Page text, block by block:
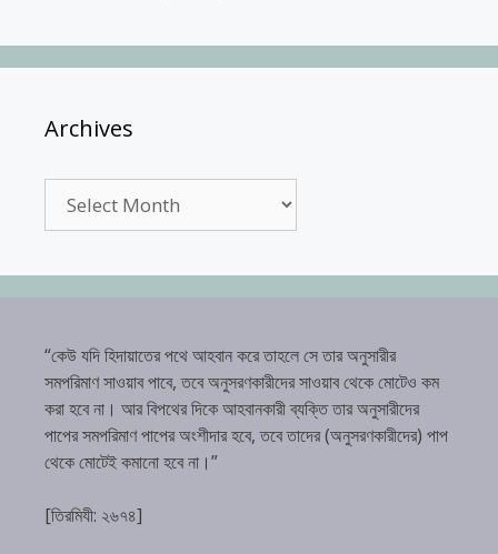
Archives
“কেউ যদি হিদায়াতের পথে আহবান করে তাহলে সে তার অনুসারীর
সমপরিমাণ সাওয়াব পাবে, তবে অনুসরণকারীদের সাওয়াব থেকে মোটেও কম
করা হবে না। আর বিপথের দিকে আহবানকারী ব্যক্তি তার অনুসারীদের
পাপের সমপরিমাণ পাপের অংশীদার হবে, তবে তাদের (অনুসরণকারীদের) পাপ
থেকে মোটেই কমানো হবে না।”
[তিরমিযী: ২৬৭৪]